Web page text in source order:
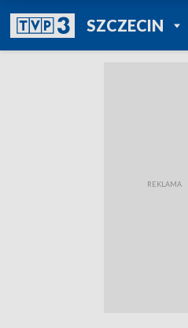
SZCZECIN
POWRÓT
TVP